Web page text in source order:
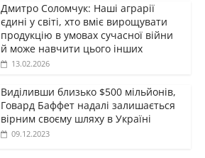
Дмитро Соломчук: Наші аграрії
єдині у світі, хто вміє вирощувати
продукцію в умовах сучасної війни
й може навчити цього інших
13.02.2026
Виділивши близько $500 мільйонів,
Говард Баффет надалі залишається
вірним своєму шляху в Україні
09.12.2023